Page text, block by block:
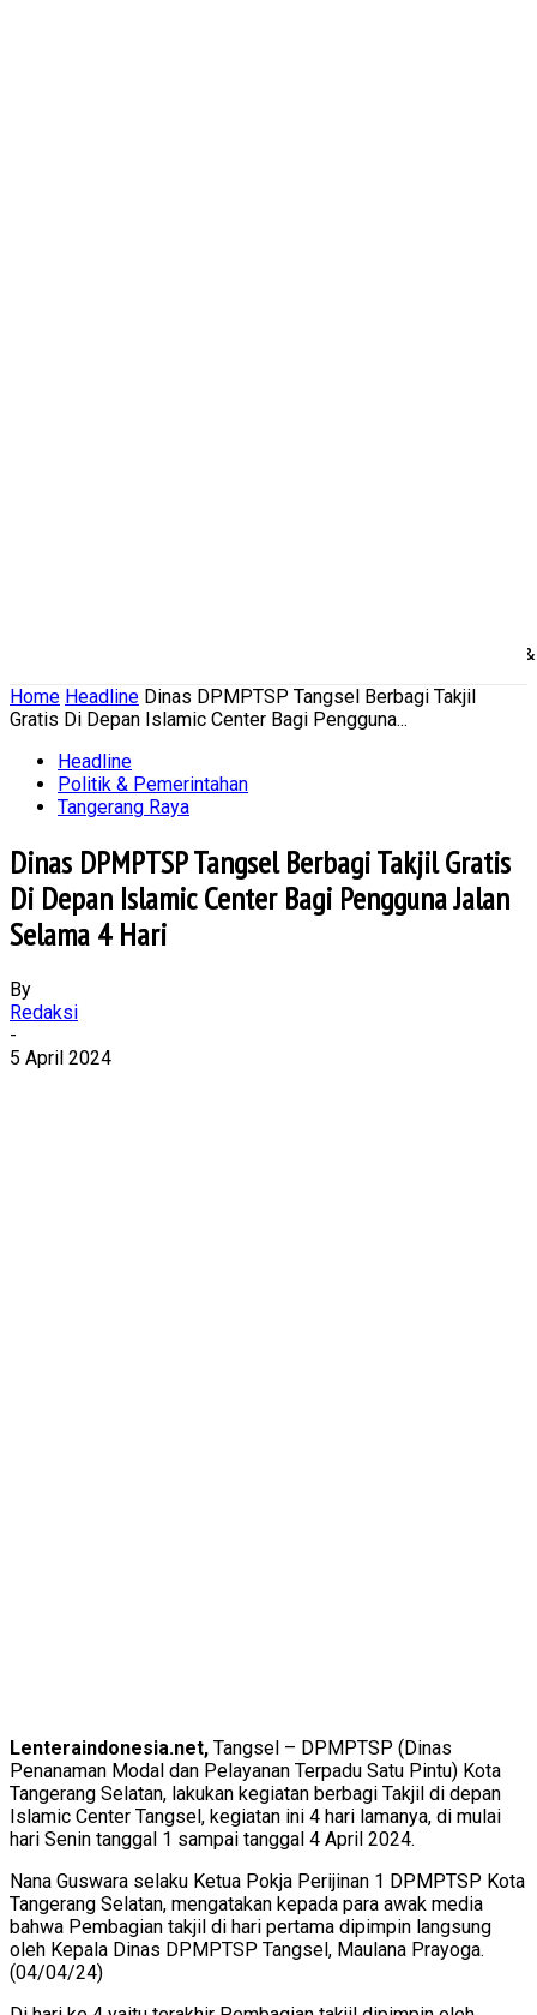
Politik
Home Headline Dinas DPMPTSP Tangsel Berbagi Takjil
Gratis Di Depan Islamic Center Bagi Pengguna...
Headline
Politik & Pemerintahan
Tangerang Raya
Dinas DPMPTSP Tangsel Berbagi Takjil Gratis
Di Depan Islamic Center Bagi Pengguna Jalan
Selama 4 Hari
By
Redaksi
-
5 April 2024
Lenteraindonesia.net, Tangsel – DPMPTSP (Dinas
Penanaman Modal dan Pelayanan Terpadu Satu Pintu) Kota
Tangerang Selatan, lakukan kegiatan berbagi Takjil di depan
Islamic Center Tangsel, kegiatan ini 4 hari lamanya, di mulai
hari Senin tanggal 1 sampai tanggal 4 April 2024.
Nana Guswara selaku Ketua Pokja Perijinan 1 DPMPTSP Kota
Tangerang Selatan, mengatakan kepada para awak media
bahwa Pembagian takjil di hari pertama dipimpin langsung
oleh Kepala Dinas DPMPTSP Tangsel, Maulana Prayoga.
(04/04/24)